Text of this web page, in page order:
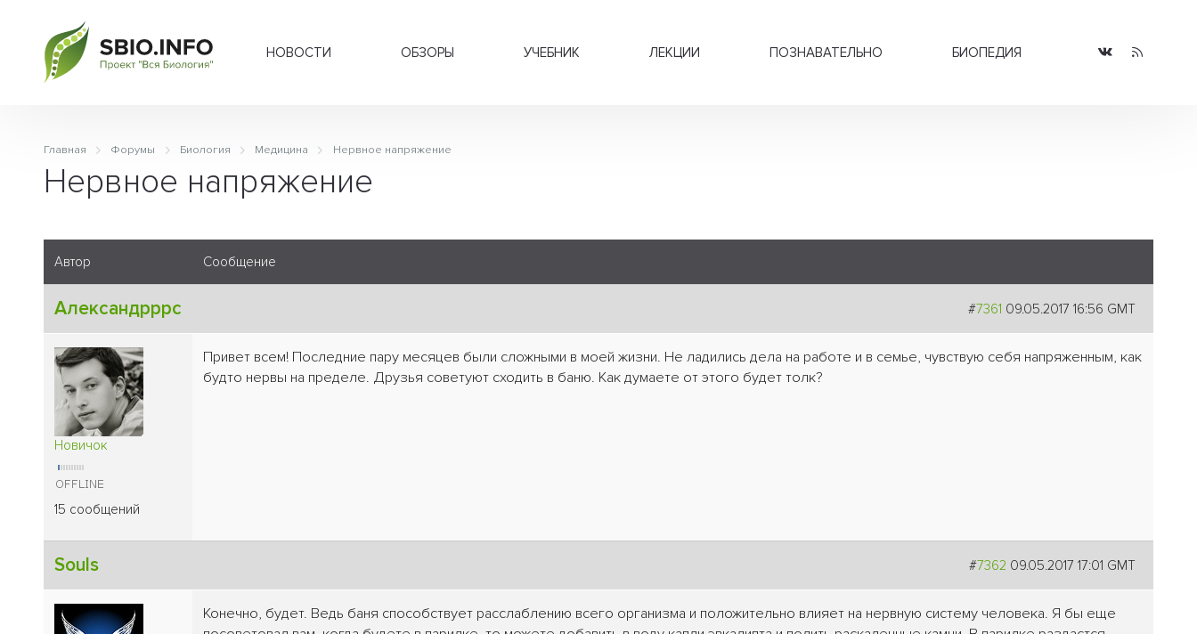
НОВОСТИ ОБЗОРЫ УЧЕБНИК ЛЕКЦИИ ПОЗНАВАТЕЛЬНО БИОПЕДИЯ
Главная Форумы Биология Медицина Нервное напряжение
Нервное напряжение
Автор Сообщение
Александрррс #7361 09.05.2017 16:56 GMT
Новичок
15 сообщений
Привет всем! Последние пару месяцев были сложными в моей жизни. Не ладились дела на работе и в семье, чувствую себя напряженным, как
будто нервы на пределе. Друзья советуют сходить в баню. Как думаете от этого будет толк?
Souls #7362 09.05.2017 17:01 GMT
Конечно, будет. Ведь баня способствует расслаблению всего организма и положительно влияет на нервную систему человека. Я бы еще